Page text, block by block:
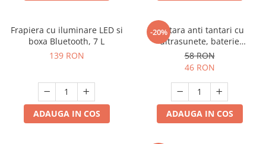
Frapiera cu iluminare LED si
boxa Bluetooth, 7 L
139 RON
ADAUGA IN COS
-20%
Bratara anti tantari cu
ultrasunete, baterie
reincarcabila 90mAh
58 RON
46 RON
ADAUGA IN COS